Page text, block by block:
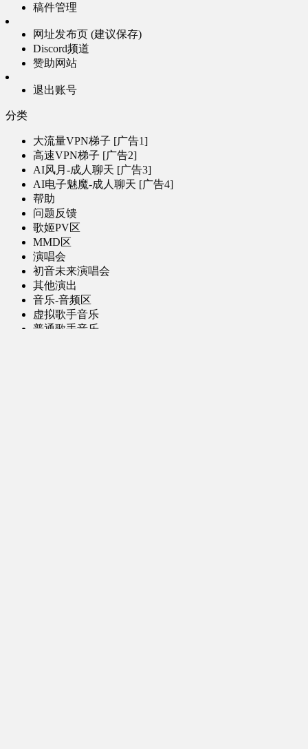
稿件管理
网址发布页 (建议保存)
Discord频道
赞助网站
退出账号
分类
大流量VPN梯子 [广告1]
高速VPN梯子 [广告2]
AI风月-成人聊天 [广告3]
AI电子魅魔-成人聊天 [广告4]
帮助
问题反馈
歌姬PV区
MMD区
演唱会
初音未来演唱会
其他演出
音乐-音频区
虚拟歌手音乐
普通歌手音乐